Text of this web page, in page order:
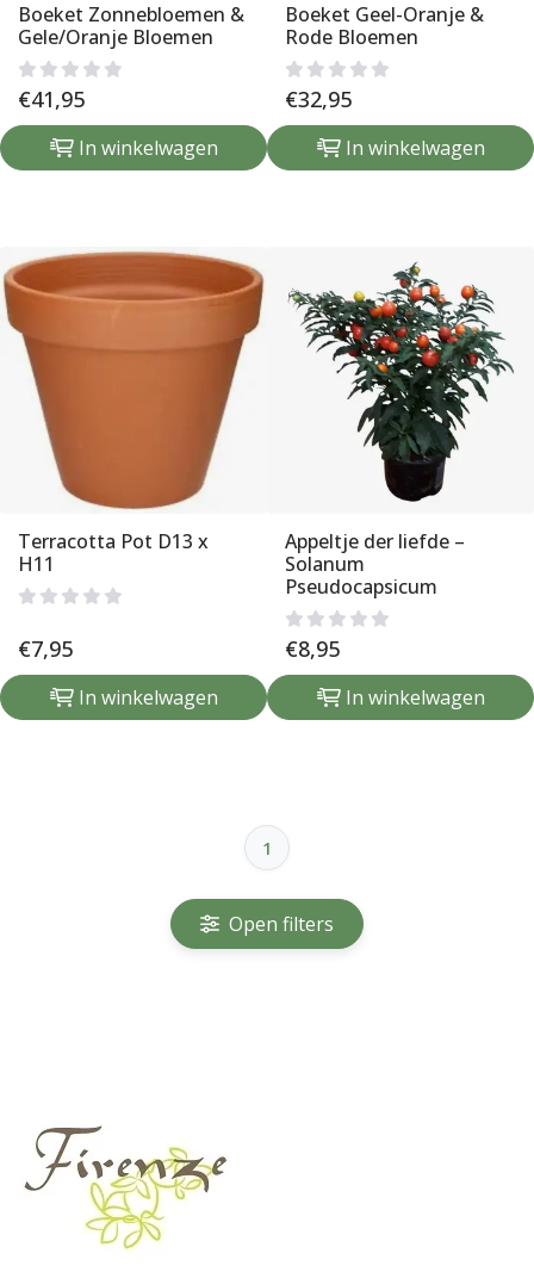
Boeket Zonnebloemen &
Gele/Oranje Bloemen
€41,95
In winkelwagen
Boeket Geel-Oranje &
Rode Bloemen
€32,95
In winkelwagen
Terracotta Pot D13 x
H11
€7,95
In winkelwagen
Appeltje der liefde –
Solanum
Pseudocapsicum
€8,95
In winkelwagen
1
Open filters